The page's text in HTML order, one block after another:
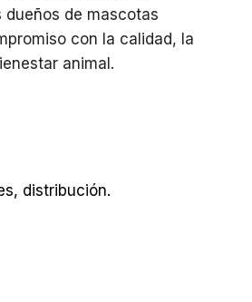
dueños de mascotas
con la calidad, la
animal.
distribución.